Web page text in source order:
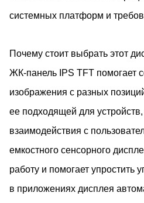
системных платформ и
Почему стоит выбрать этот
ЖК-панель IPS TFT помогает
изображения с разных
ее подходящей для
взаимодействия с
емкостного сенсорного
работу и помогает упростить
в приложениях дисплея